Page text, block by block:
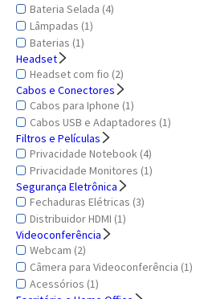
Bateria Selada (4)
Lâmpadas (1)
Baterias (1)
Headset
Headset com fio (2)
Cabos e Conectores
Cabos para Iphone (1)
Cabos USB e Adaptadores (1)
Filtros e Películas
Privacidade Notebook (4)
Privacidade Monitores (1)
Segurança Eletrônica
Fechaduras Elétricas (3)
Distribuidor HDMI (1)
Videoconferência
Webcam (2)
Câmera para Videoconferência (1)
Acessórios (1)